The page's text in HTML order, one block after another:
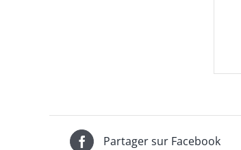
Partager sur Facebook